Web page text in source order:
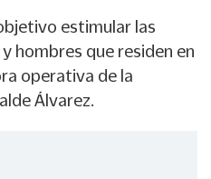
estimular las
hombres que residen en
operativa de la
Álvarez.